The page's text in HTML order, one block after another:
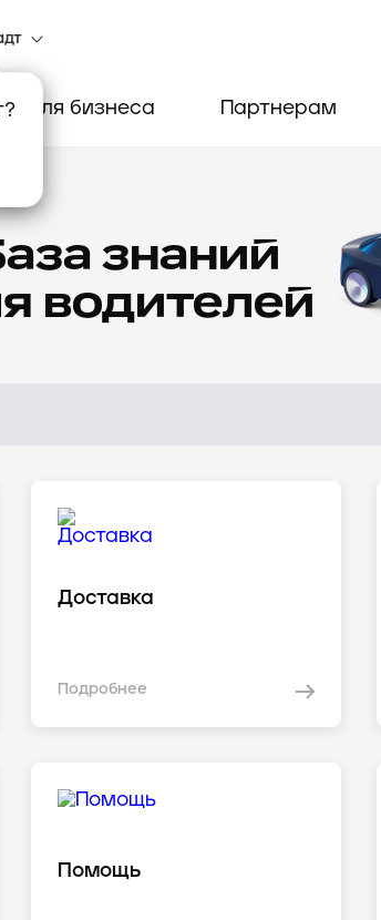
? Для бизнеса Партнерам
знаний
водителей
Доставка
Подробнее
Помощь